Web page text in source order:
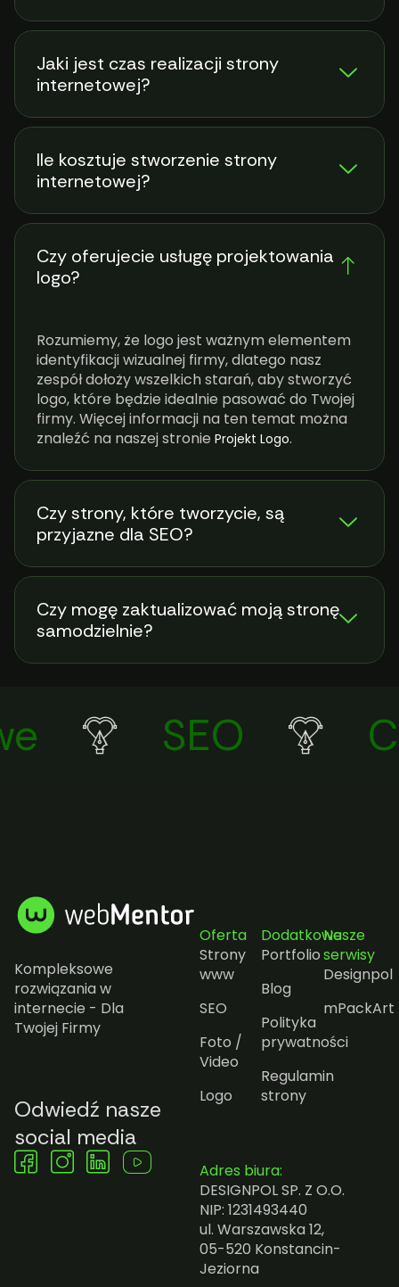
Jaki jest czas realizacji strony
internetowej?
Ile kosztuje stworzenie strony
internetowej?
Czy oferujecie usługę projektowania
logo?
Rozumiemy, że logo jest ważnym elementem
identyfikacji wizualnej firmy, dlatego nasz
zespół dołoży wszelkich starań, aby stworzyć
logo, które będzie idealnie pasować do Twojej
firmy. Więcej informacji na ten temat można
znaleźć na naszej stronie Projekt Logo.
Czy strony, które tworzycie, są
przyjazne dla SEO?
Czy mogę zaktualizować moją stronę
samodzielnie?
SEO
Kompleksowe
rozwiązania w
internecie - Dla
Twojej Firmy
Odwiedź nasze
social media
Oferta
Strony
www
SEO
Foto /
Video
Logo
Dodatkowe
Portfolio
Blog
Polityka
prywatności
Regulamin
strony
Nasze
serwisy
Designpol
mPackArt
Adres biura:
DESIGNPOL SP. Z O.O.
NIP: 1231493440
ul. Warszawska 12,
05-520 Konstancin-
Jeziorna